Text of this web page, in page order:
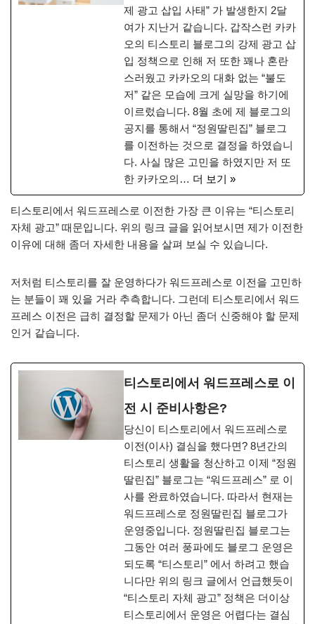
제 광고 삽입 사태” 가 발생한지 2달
여가 지난거 같습니다. 갑작스런 카카
오의 티스토리 블로그의 강제 광고 삽
입 정책으로 인해 저 또한 꽤나 혼란
스러웠고 카카오의 대화 없는 “불도
저” 같은 모습에 크게 실망을 하기에
이르렀습니다. 8월 초에 제 블로그의
공지를 통해서 “정원딸린집” 블로그
를 이전하는 것으로 결정을 하였습니
다. 사실 많은 고민을 하였지만 저 또
한 카카오의… 더 보기 »
티스토리에서 워드프레스로 이전한 가장 큰 이유는 “티스토리
자체 광고” 때문입니다. 위의 링크 글을 읽어보시면 제가 이전한
이유에 대해 좀더 자세한 내용을 살펴 보실 수 있습니다.
저처럼 티스토리를 잘 운영하다가 워드프레스로 이전을 고민하
는 분들이 꽤 있을 거라 추측합니다. 그런데 티스토리에서 워드
프레스 이전은 급히 결정할 문제가 아닌 좀더 신중해야 할 문제
인거 같습니다.
티스토리에서 워드프레스로 이
전 시 준비사항은?
당신이 티스토리에서 워드프레스로
이전(이사) 결심을 했다면? 8년간의
티스토리 생활을 청산하고 이제 “정원
딸린집” 블로그는 “워드프레스” 로 이
사를 완료하였습니다. 따라서 현재는
워드프레스로 정원딸린집 블로그가
운영중입니다. 정원딸린집 블로그는
그동안 여러 풍파에도 블로그 운영은
되도록 “티스토리” 에서 하려고 했습
니다만 위의 링크 글에서 언급했듯이
“티스토리 자체 광고” 정책은 더이상
티스토리에서 운영은 어렵다는 결심